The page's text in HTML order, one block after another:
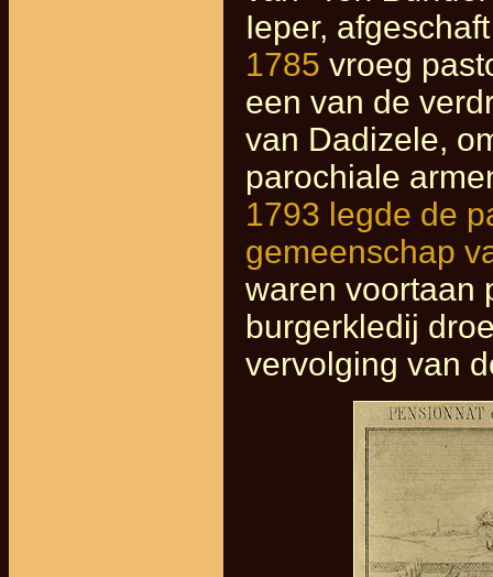
Ieper,
1785 vroeg
een van de
van Dadizele,
parochiale
1793 legde de
gemeenschap
waren voortaan
burgerkledij
vervolging van